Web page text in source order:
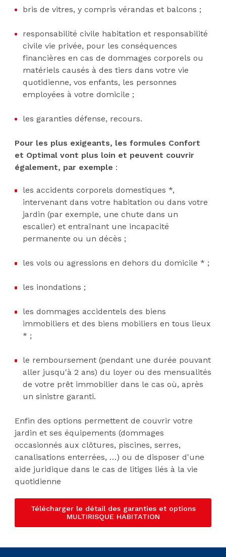
bris de vitres, y compris vérandas et balcons ;
responsabilité civile habitation et responsabilité
civile vie privée, pour les conséquences
financières en cas de dommages corporels ou
matériels causés à des tiers dans votre vie
quotidienne, vos enfants, les personnes
employées à votre domicile ;
les garanties défense, recours.
Pour les plus exigeants, les formules Confort
et Optimal vont plus loin et peuvent couvrir
également, par exemple :
les accidents corporels domestiques *,
intervenant dans votre habitation ou dans votre
jardin (par exemple, une chute dans un
escalier) et entraînant une incapacité
permanente ou un décès ;
les vols ou agressions en dehors du domicile * ;
les inondations ;
les dommages accidentels des biens
immobiliers et des biens mobiliers en tous lieux
* ;
le remboursement (pendant une durée pouvant
aller jusqu'à 2 ans) du loyer ou des mensualités
de votre prêt immobilier dans le cas où, après
un sinistre garanti.
Enfin des options permettent de couvrir votre
jardin et ses équipements (dommages
occasionnés aux clôtures, piscines, serres,
canalisations enterrées, …) ou de disposer d'une
aide juridique dans le cas de litiges liés à la vie
quotidienne
Télécharger le détail des garanties et options
MULTIRISQUE HABITATION